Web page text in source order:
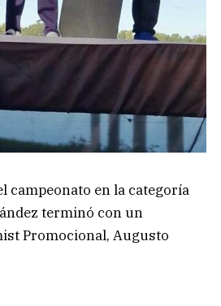
campeonato en la categoría
terminó con un
Promocional, Augusto